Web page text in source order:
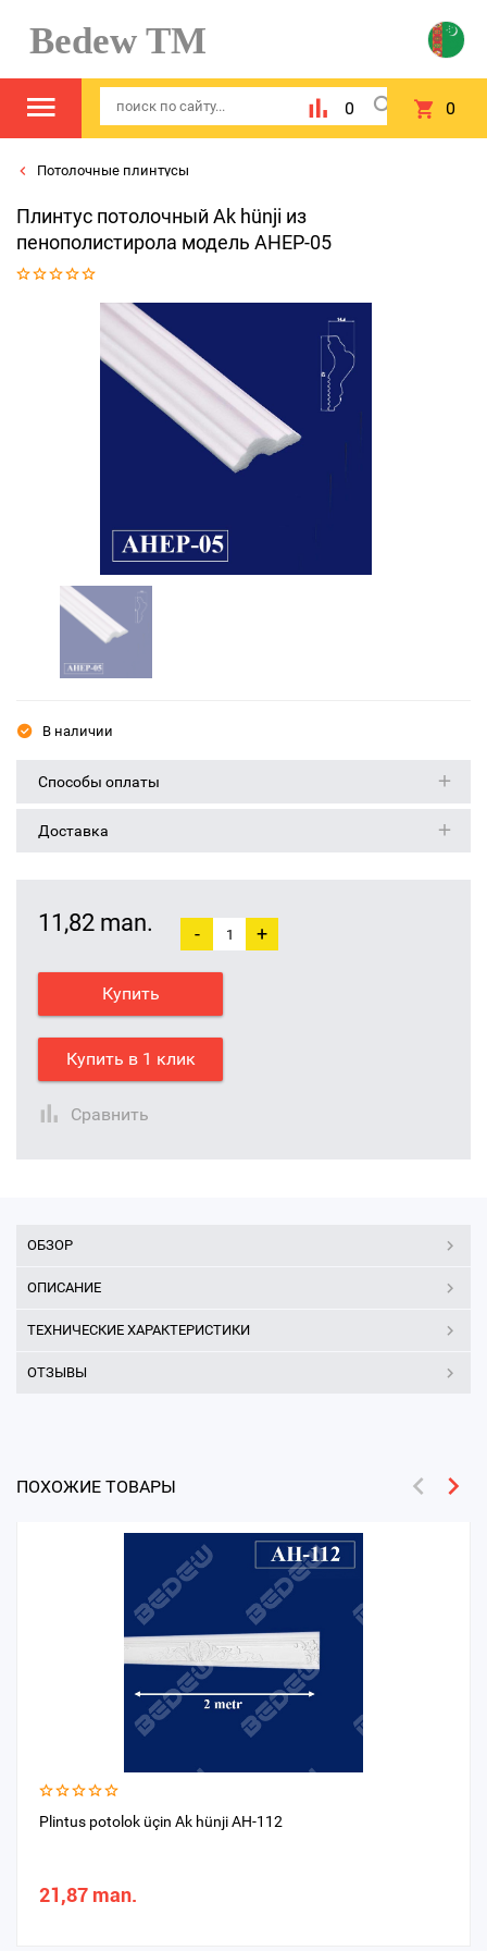
Bedew TM
0 0
Потолочные плинтусы
Плинтус потолочный Ak hünji из
пенополистирола модель AHEP-05
В наличии
Способы оплаты
Доставка
11,82 man. - +
Купить
Купить в 1 клик
Сравнить
ОБЗОР
ОПИСАНИЕ
ТЕХНИЧЕСКИЕ ХАРАКТЕРИСТИКИ
ОТЗЫВЫ
ПОХОЖИЕ ТОВАРЫ
Plintus potolok üçin Ak hünji AH-112
21,87 man.